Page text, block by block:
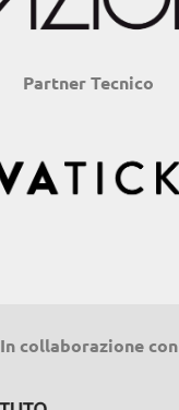
Partner Tecnico
In collaborazione con